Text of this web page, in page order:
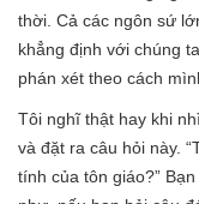
thời. Cả các ngôn sứ
khẳng định với chúng
phán xét theo cách
Tôi nghĩ thật hay khi
và đặt ra câu hỏi này.
tính của tôn giáo?”